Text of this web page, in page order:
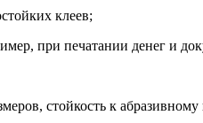
клеев;
при печатании денег и
стойкость к